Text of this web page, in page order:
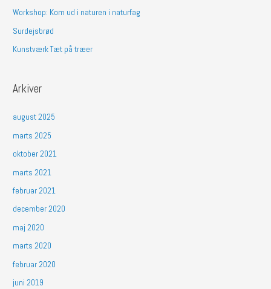
:
Workshop: Kom ud i naturen i naturfag
Surdejsbrød
Kunstværk Tæt på træer
Arkiver
august 2025
marts 2025
oktober 2021
marts 2021
februar 2021
december 2020
maj 2020
marts 2020
februar 2020
juni 2019